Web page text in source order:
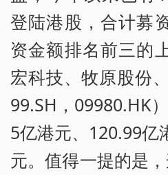
登陆港股，合计募
资金额排名前三的
宏科技、牧原股份
99.SH，09980.HK
5亿港元、120.99亿
元。值得一提的是